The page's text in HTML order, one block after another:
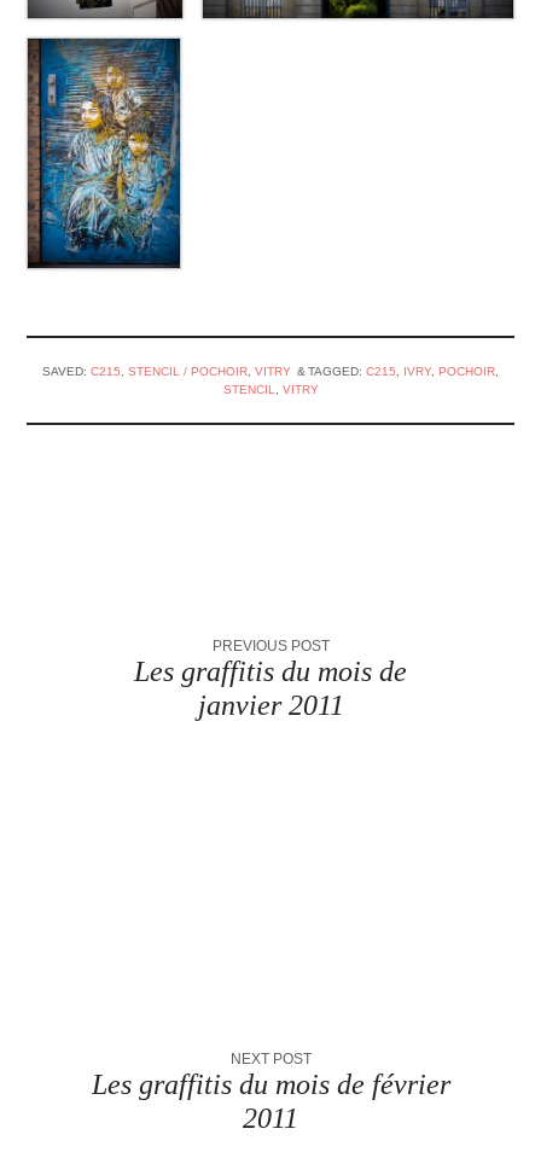
SAVED: C215 STENCIL / POCHOIR VITRY TAGGED: C215 IVRY, POCHOIR
STENCIL
VITRY
PREVIOUS POST
Les graffitis du mois de
janvier 2011
NEXT POST
Les graffitis du mois de février
2011